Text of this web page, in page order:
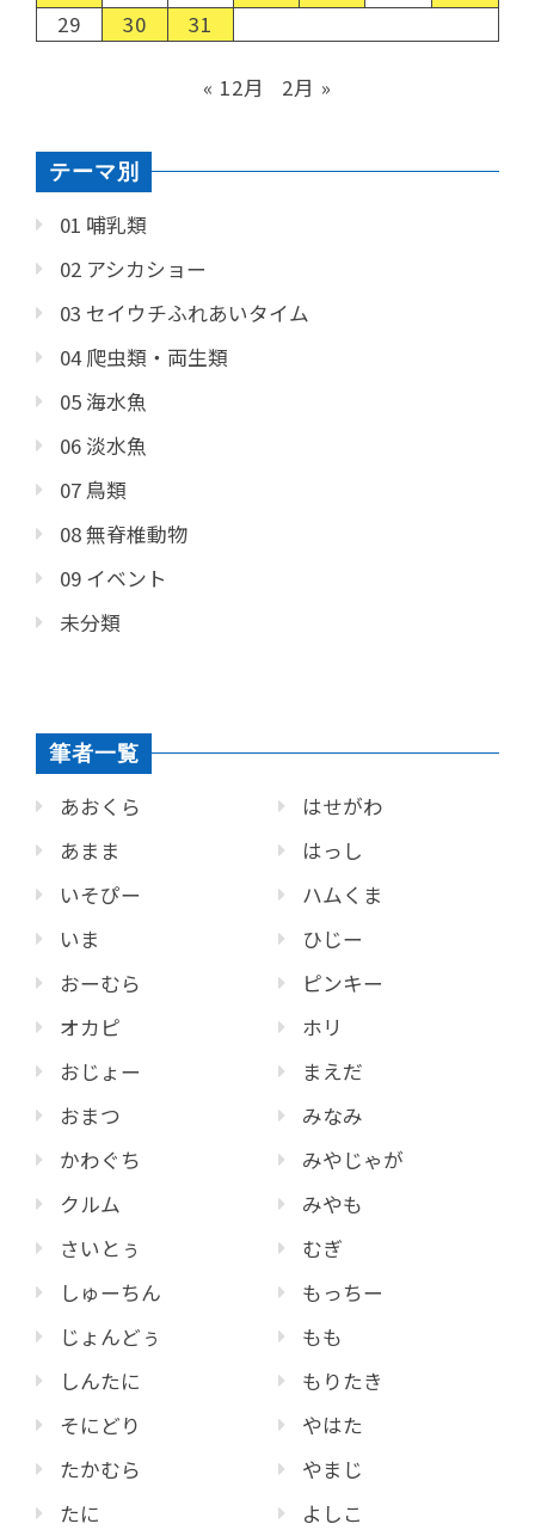
29
30 31
« 12月 2月 »
テーマ別
01 哺乳類
02 アシカショー
03 セイウチふれあいタイム
04 爬虫類・両生類
05 海水魚
06 淡水魚
07 鳥類
08 無脊椎動物
09 イベント
未分類
筆者一覧
あおくら
あまま
いそぴー
いま
おーむら
オカピ
おじょー
おまつ
かわぐち
クルム
さいとぅ
しゅーちん
じょんどぅ
しんたに
そにどり
たかむら
たに
はせがわ
はっし
ハムくま
ひじー
ピンキー
ホリ
まえだ
みなみ
みやじゃが
みやも
むぎ
もっちー
もも
もりたき
やはた
やまじ
よしこ